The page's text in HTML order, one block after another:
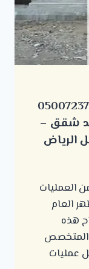
في الرياض ت: 0500723702
شقق –
الرياض
العمليات
العام
هذه
المتخصص
عمليات